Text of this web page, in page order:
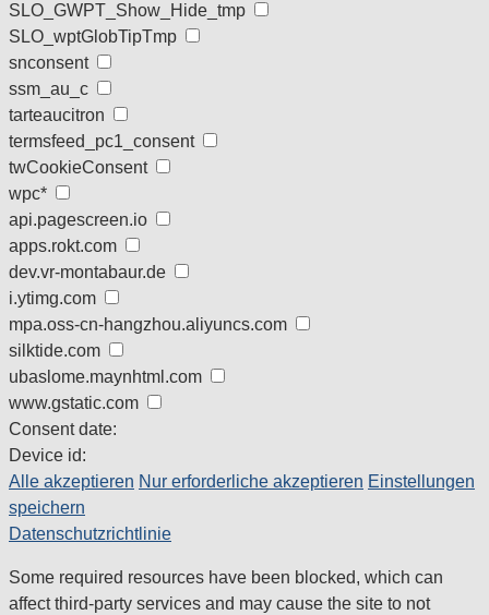
SLO_GWPT_Show_Hide_tmp
SLO_wptGlobTipTmp
snconsent
ssm_au_c
tarteaucitron
termsfeed_pc1_consent
twCookieConsent
wpc*
api.pagescreen.io
apps.rokt.com
dev.vr-montabaur.de
i.ytimg.com
mpa.oss-cn-hangzhou.aliyuncs.com
silktide.com
ubaslome.maynhtml.com
www.gstatic.com
Consent date:
Device id:
Alle akzeptieren Nur erforderliche akzeptieren Einstellungen
speichern
Datenschutzrichtlinie
Some required resources have been blocked, which can
affect third-party services and may cause the site to not